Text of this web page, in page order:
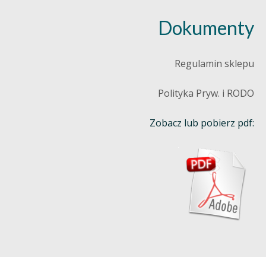
Dokumenty
Regulamin sklepu
Polityka Pryw. i RODO
Zobacz lub pobierz pdf: